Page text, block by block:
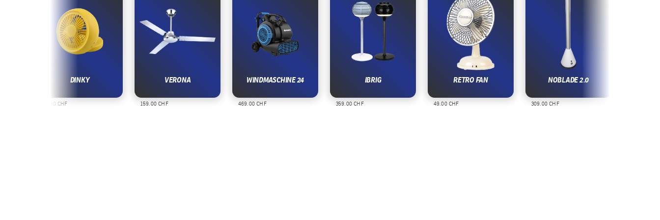
DINKY
39.00 CHF
VERONA
159.00 CHF
WINDMASCHINE 24
469.00 CHF
IBRIG
359.00 CHF
RETRO FAN
49.00 CHF
NOBLADE 2.0
309.00 CHF